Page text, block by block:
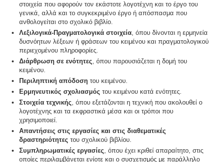
στοιχεία που αφορούν τον εκάστοτε λογοτέχνη και το έργο του
γενικά, αλλά και το συγκεκριμένο έργο ή απόσπασμα που
ανθολογείται στο σχολικό βιβλίο.
Λεξιλογικά-Πραγματολογικά στοιχεία, όπου δίνονται η ερμηνεία
δυσνόητων λέξεων ή φράσεων του κειμένου και πραγματολογικού
περιεχομένου πληροφορίες.
Διάρθρωση σε ενότητες, όπου παρουσιάζεται η δομή του
κειμένου.
Περιληπτική απόδοση του κειμένου.
Ερμηνευτικός σχολιασμός του κειμένου κατά ενότητες.
Στοιχεία τεχνικής, όπου εξετάζονται η τεχνική που ακολουθεί ο
λογοτέχνης και τα εκφραστικά μέσα και οι τρόποι που
χρησιμοποιεί.
Απαντήσεις στις εργασίες και στις διαθεματικές
δραστηριότητες του σχολικού βιβλίου.
Συμπληρωματικές εργασίες, όπου έχει κριθεί απαραίτητο, στις
οποίες περιλαμβάνεται ενίοτε και ο συσχετισμός με παράλληλο